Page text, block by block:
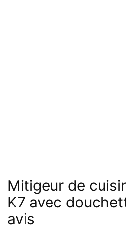
Mitigeur de
K7 avec
avis